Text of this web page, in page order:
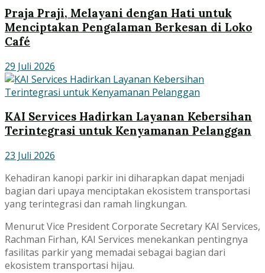
Praja Praji, Melayani dengan Hati untuk
Menciptakan Pengalaman Berkesan di Loko
Café
29 Juli 2026
KAI Services Hadirkan Layanan Kebersihan
Terintegrasi untuk Kenyamanan Pelanggan
23 Juli 2026
Kehadiran kanopi parkir ini diharapkan dapat menjadi
bagian dari upaya menciptakan ekosistem transportasi
yang terintegrasi dan ramah lingkungan.
Menurut Vice President Corporate Secretary KAI Services,
Rachman Firhan, KAI Services menekankan pentingnya
fasilitas parkir yang memadai sebagai bagian dari
ekosistem transportasi hijau.